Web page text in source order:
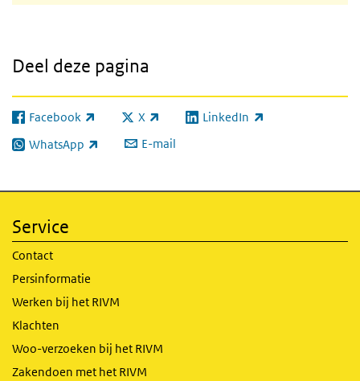
Deel deze pagina
Facebook
(externe link) X
(externe link) LinkedIn
(externe link)
WhatsApp
(externe link) E-mail
Service
Contact
Persinformatie
Werken bij het RIVM
Klachten
Woo-verzoeken bij het RIVM
Zakendoen met het RIVM